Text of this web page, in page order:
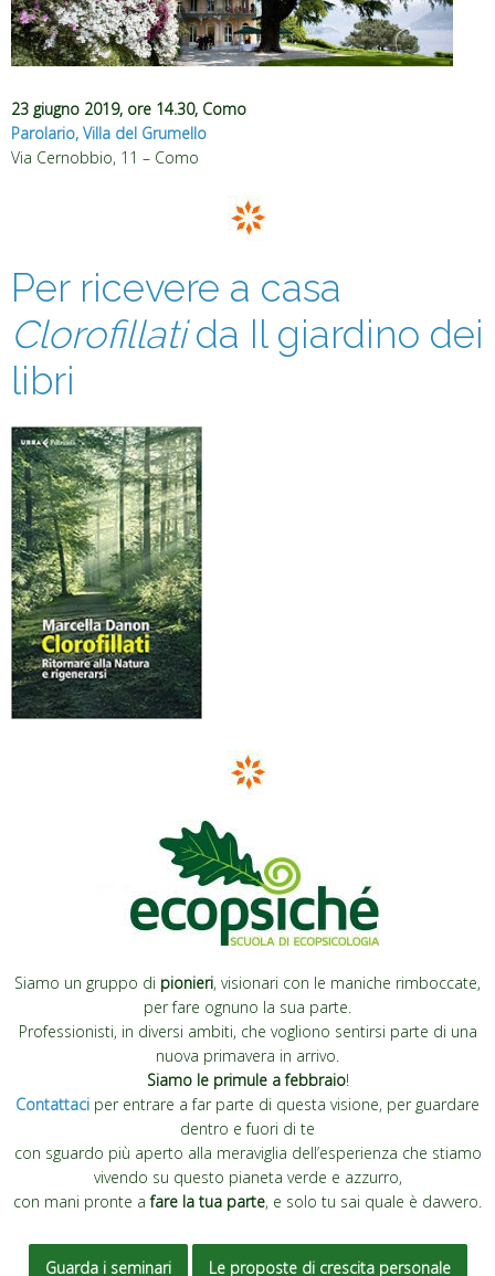
23 giugno 2019, ore 14.30, Como
Parolario, Villa del Grumello
Via Cernobbio, 11 – Como
Per ricevere a casa
Clorofillatida Il giardino dei
libri
Siamo un gruppo di pionieri, visionari con le maniche rimboccate,
per fare ognuno la sua parte.
Professionisti, in diversi ambiti, che vogliono sentirsi parte di una
nuova primavera in arrivo.
Siamo le primule a febbraio!
Contattaci per entrare a far parte di questa visione, per guardare
dentro e fuori di te
con sguardo più aperto alla meraviglia dell’esperienza che stiamo
vivendo su questo pianeta verde e azzurro,
con mani pronte afare la tua parte, e solo tu sai quale è davvero.
Guarda i seminari Le proposte di crescita personale